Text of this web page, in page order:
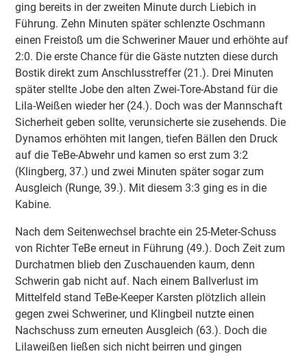
ging bereits in der zweiten Minute durch Liebich in
Führung. Zehn Minuten später schlenzte Oschmann
einen Freistoß um die Schweriner Mauer und erhöhte auf
2:0. Die erste Chance für die Gäste nutzten diese durch
Bostik direkt zum Anschlusstreffer (21.). Drei Minuten
später stellte Jobe den alten Zwei-Tore-Abstand für die
Lila-Weißen wieder her (24.). Doch was der Mannschaft
Sicherheit geben sollte, verunsicherte sie zusehends. Die
Dynamos erhöhten mit langen, tiefen Bällen den Druck
auf die TeBe-Abwehr und kamen so erst zum 3:2
(Klingberg, 37.) und zwei Minuten später sogar zum
Ausgleich (Runge, 39.). Mit diesem 3:3 ging es in die
Kabine.
Nach dem Seitenwechsel brachte ein 25-Meter-Schuss
von Richter TeBe erneut in Führung (49.). Doch Zeit zum
Durchatmen blieb den Zuschauenden kaum, denn
Schwerin gab nicht auf. Nach einem Ballverlust im
Mittelfeld stand TeBe-Keeper Karsten plötzlich allein
gegen zwei Schweriner, und Klingbeil nutzte einen
Nachschuss zum erneuten Ausgleich (63.). Doch die
Lilaweißen ließen sich nicht beirren und gingen